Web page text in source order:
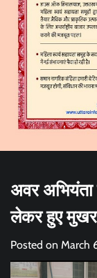
अवर अभियंता
लेकर हुए मुखर
Posted on March